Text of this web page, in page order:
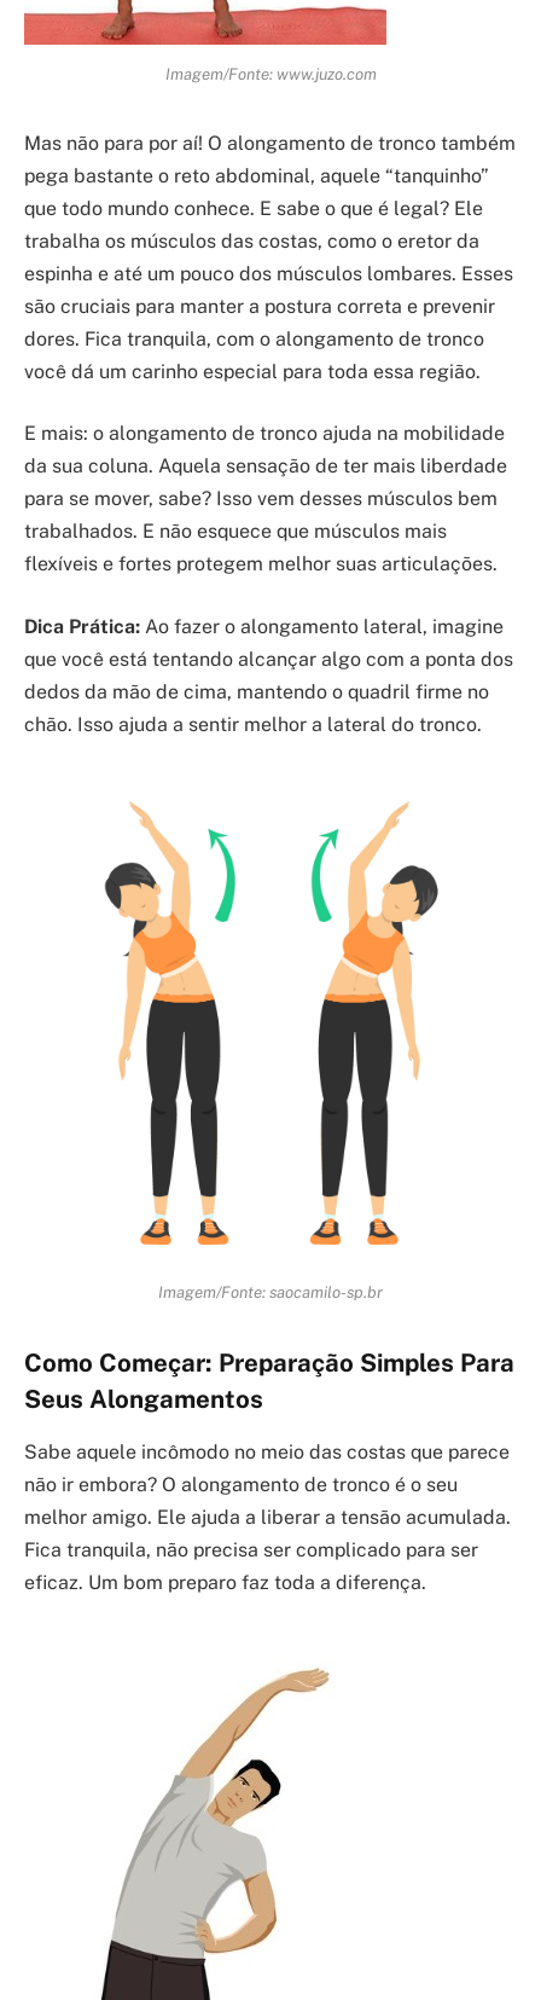
Imagem/Fonte: www.juzo.com
Mas não para por aí! O alongamento de tronco também
pega bastante o reto abdominal, aquele “tanquinho”
que todo mundo conhece. E sabe o que é legal? Ele
trabalha os músculos das costas, como o eretor da
espinha e até um pouco dos músculos lombares. Esses
são cruciais para manter a postura correta e prevenir
dores. Fica tranquila, com o alongamento de tronco
você dá um carinho especial para toda essa região.
E mais: o alongamento de tronco ajuda na mobilidade
da sua coluna. Aquela sensação de ter mais liberdade
para se mover, sabe? Isso vem desses músculos bem
trabalhados. E não esquece que músculos mais
flexíveis e fortes protegem melhor suas articulações.
Dica Prática: Ao fazer o alongamento lateral, imagine
que você está tentando alcançar algo com a ponta dos
dedos da mão de cima, mantendo o quadril firme no
chão. Isso ajuda a sentir melhor a lateral do tronco.
Imagem/Fonte: saocamilo-sp.br
Como Começar: Preparação Simples Para
Seus Alongamentos
Sabe aquele incômodo no meio das costas que parece
não ir embora? O alongamento de tronco é o seu
melhor amigo. Ele ajuda a liberar a tensão acumulada.
Fica tranquila, não precisa ser complicado para ser
eficaz. Um bom preparo faz toda a diferença.